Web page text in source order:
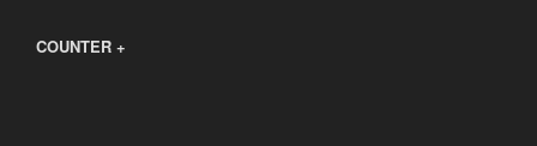
COUNTER +